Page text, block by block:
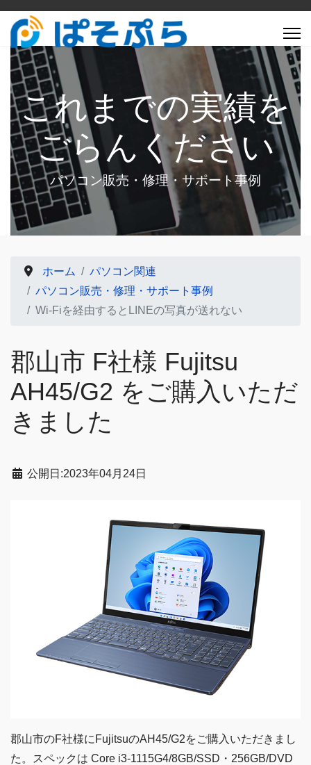
これまでの実績を
ごらんください
パソコン販売・修理・サポート事例
ホーム
パソコン関連
パソコン販売・修理・サポート事例
Wi-Fiを経由するとLINEの写真が送れない
郡山市 F社様 Fujitsu
AH45/G2 をご購入いただ
きました
公開日:2023年04月24日
郡山市のF社様にFujitsuのAH45/G2をご購入いただきまし
た。スペックは Core i3-1115G4/8GB/SSD・256GB/DVD